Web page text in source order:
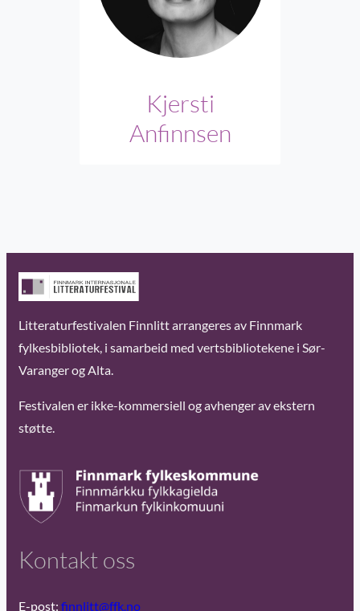
Kjersti
Anfinnsen
Litteraturfestivalen Finnlitt arrangeres av Finnmark
fylkesbibliotek, i samarbeid med vertsbibliotekene i Sør-
Varanger og Alta.
Festivalen er ikke-kommersiell og avhenger av ekstern
støtte.
Kontakt oss
E-post: finnlitt@ffk.no